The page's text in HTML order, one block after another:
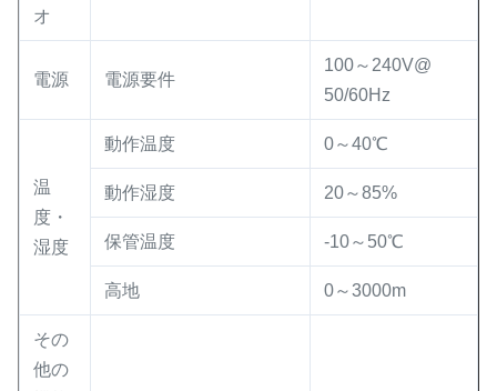
オ
電源 電源要件
100～240V@
50/60Hz
温
度・
湿度
動作温度 0～40℃
動作湿度 20～85%
保管温度 -10～50℃
高地 0～3000m
その
他の